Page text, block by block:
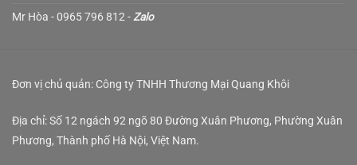
Mr Hòa - 0965 796 812 - Zalo
Đơn vị chủ quản: Công ty TNHH Thương Mại Quang Khôi
Địa chỉ: Số 12 ngách 92 ngõ 80 Đường Xuân Phương, Phường Xuân
Phương, Thành phố Hà Nội, Việt Nam.